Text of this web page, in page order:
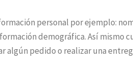
personal por ejemplo:
demográfica. Así mismo
algún pedido o realizar una